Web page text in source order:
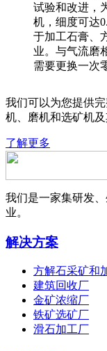
试验和改进，
机，细度可达
于加工石膏、
业。与气流磨
需要更换一次
我们可以为您提供
机、磨机和选矿机及
了解更多
我们是一家集研发
业。
解决方案
方解石采矿和
建筑回收厂
金矿浓缩厂
铁矿选矿厂
滑石加工厂